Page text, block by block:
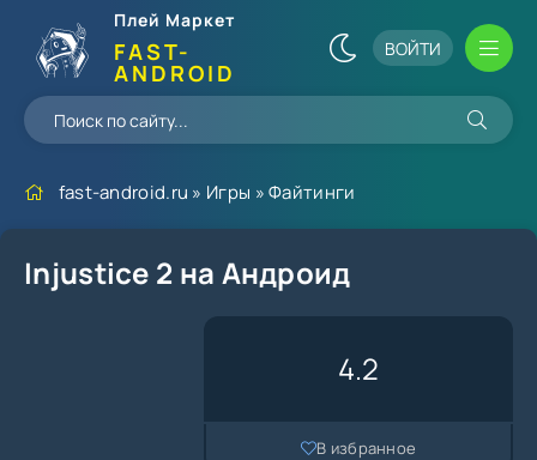
Плей Маркет
FAST-
ANDROID
ВОЙТИ
fast-android.ru » Игры »Файтинги
Injustice 2 на Андроид
4.2
В избранное